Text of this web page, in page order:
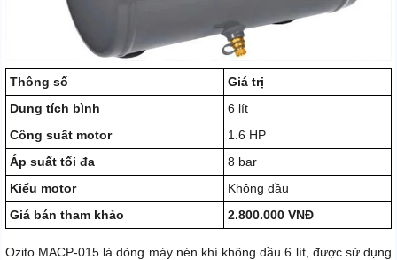
Thông số
Giá trị
Dung tích bình
6 lít
Công suất motor
1.6 HP
Áp suất tối đa
8 bar
Kiểu motor
Không dầu
Giá bán tham khảo
2.800.000 VNĐ
Ozito MACP-015 là dòng máy nén khí không dầu 6 lít, được sử dụng